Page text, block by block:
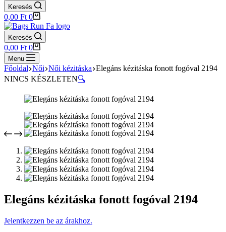
Keresés
Shopping
cart
0,00 Ft 0
Keresés
Shopping
cart
0,00 Ft 0
Menu
Főoldal Női Női kézitáska Elegáns kézitáska fonott fogóval 2194
NINCS KÉSZLETEN🔍
Elegáns kézitáska fonott fogóval 2194
Jelentkezzen be az árakhoz.